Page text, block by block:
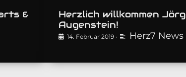
&
Herzlich willkommen Jörg
Augenstein!
14. Februar 2019 • Herz7 News